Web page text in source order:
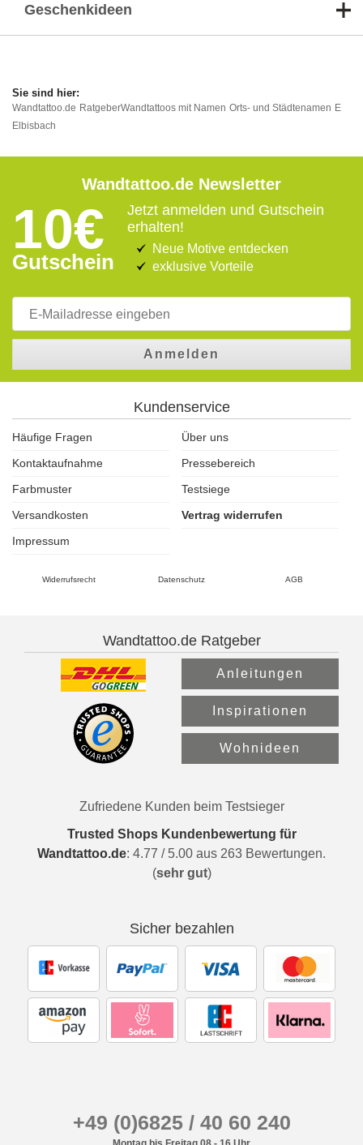
Geschenkideen
Wandtattoo.de RatgeberWandtattoos mit Namen Orts- und Städtenamen E
Elbisbach
Wandtattoo.de Newsletter
10€
Gutschein
Jetzt anmelden und Gutschein
erhalten!
Neue Motive entdecken
exklusive Vorteile
Anmelden
Kundenservice
Häufige Fragen
Über uns
Kontaktaufnahme
Pressebereich
Farbmuster
Testsiege
Versandkosten
Vertrag widerrufen
Impressum
Widerrufsrecht Datenschutz AGB
Wandtattoo.de Ratgeber
Anleitungen
Inspirationen
Wohnideen
Zufriedene Kunden beim Testsieger
Trusted Shops Kundenbewertung für
Wandtattoo.de: 4.77 / 5.00 aus 263 Bewertungen.
(sehr gut)
Sicher bezahlen
+49 (0)6825 / 40 60 240